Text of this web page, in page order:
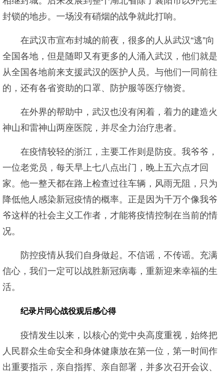
封锁的地步。一场没有硝烟的战争就此打响。
在武汉市宣布封城的前夜，很多的人从武汉“逃”向
全国各地，但是随即又有更多的人涌入武汉，他们就是
从全国各地前来支援武汉的医护人员。与他们一同前往
的，还有各省资助的口罩、防护服等医疗物资。
在外界的帮助中，武汉也没有闲着，着力的建造火
神山和雷神山两座医院，并尽全力治疗患者。
在疫情较轻的浙江，主要工作则是防疫。我爷爷，
一位老党员，每天早上七八点出门，晚上五六点才回
家。他一整天都在路上检查过往车辆，风雨无阻，只为
降低他人感染新冠疫情的概率。正是因为千万个像我爷
爷这样的社会主义工作者，才能将疫情控制在当前的情
况。
防控疫情从我们自身做起。不信谣，不传谣。充满
信心，我们一定可以战胜新冠病毒，重新迎来幸福的生
活。
纪录片同心战役观后感心得
疫情发生以来，以核心的党中央高度重视，始终把
人民群众生命安全和身体健康放在第一位，第一时间作
出重要指示，亲自指挥、亲自部署，并多次召开会议、